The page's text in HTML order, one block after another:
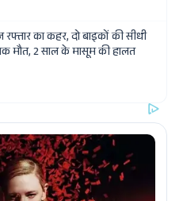
का कहर, दो बाइकों की सीधी
मौत, 2 साल के मासूम की हालत